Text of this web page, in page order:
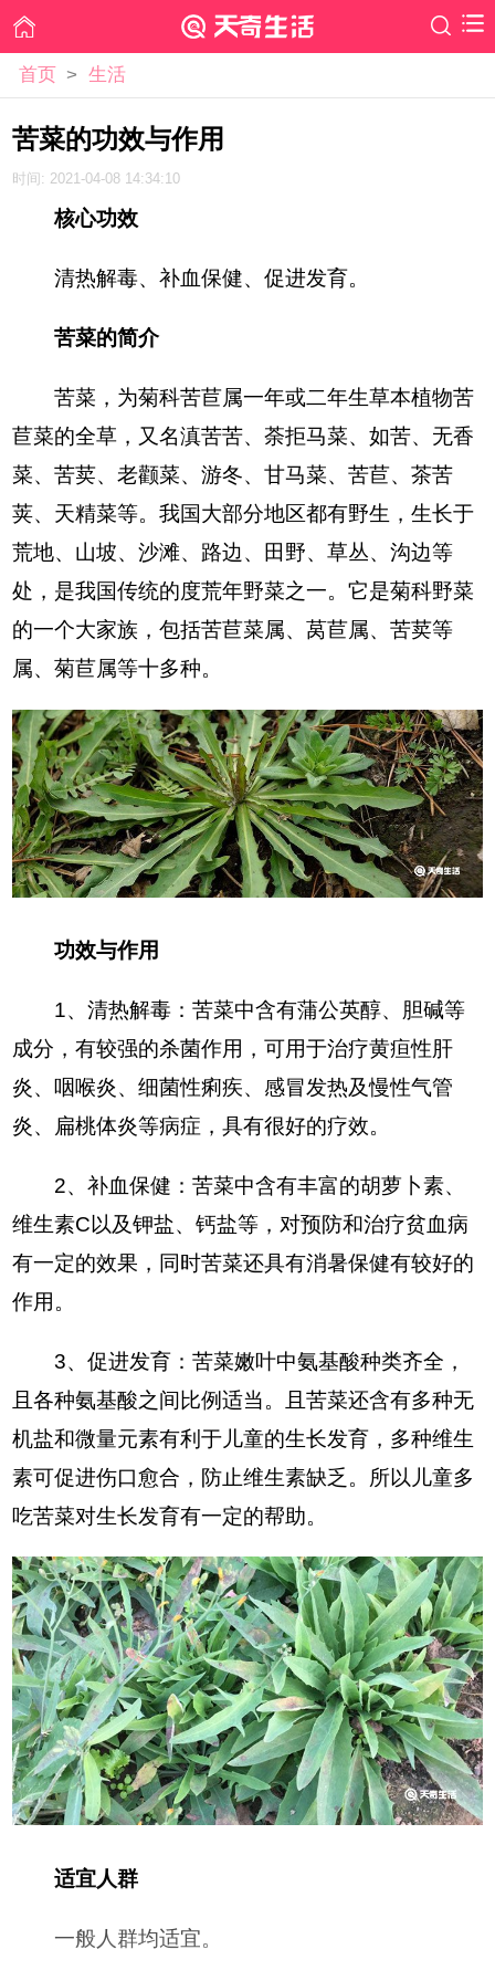
首页 > 生活
苦菜的功效与作用
时间: 2021-04-08 14:34:10
核心功效
清热解毒、补血保健、促进发育。
苦菜的简介
苦菜，为菊科苦苣属一年或二年生草本植物苦
苣菜的全草，又名滇苦苦、荼拒马菜、如苦、无香
菜、苦荬、老颧菜、游冬、甘马菜、苦苣、茶苦
荚、天精菜等。我国大部分地区都有野生，生长于
荒地、山坡、沙滩、路边、田野、草丛、沟边等
处，是我国传统的度荒年野菜之一。它是菊科野菜
的一个大家族，包括苦苣菜属、莴苣属、苦荬等
属、菊苣属等十多种。
功效与作用
1、清热解毒：苦菜中含有蒲公英醇、胆碱等
成分，有较强的杀菌作用，可用于治疗黄疸性肝
炎、咽喉炎、细菌性痢疾、感冒发热及慢性气管
炎、扁桃体炎等病症，具有很好的疗效。
2、补血保健：苦菜中含有丰富的胡萝卜素、
维生素C以及钾盐、钙盐等，对预防和治疗贫血病
有一定的效果，同时苦菜还具有消暑保健有较好的
作用。
3、促进发育：苦菜嫩叶中氨基酸种类齐全，
且各种氨基酸之间比例适当。且苦菜还含有多种无
机盐和微量元素有利于儿童的生长发育，多种维生
素可促进伤口愈合，防止维生素缺乏。所以儿童多
吃苦菜对生长发育有一定的帮助。
适宜人群
一般人群均适宜。